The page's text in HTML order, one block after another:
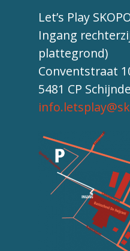
Let’s Play
Ingang
plattegrond)
Conventstraat
5481 CP